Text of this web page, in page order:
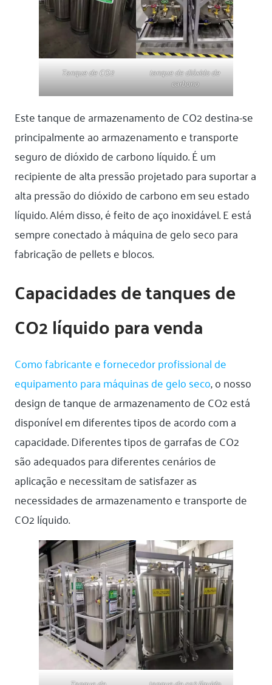
Tanque de CO2 tanque de dióxido de
carbono
Este tanque de armazenamento de CO2 destina-se
principalmente ao armazenamento e transporte
seguro de dióxido de carbono líquido. É um
recipiente de alta pressão projetado para suportar a
alta pressão do dióxido de carbono em seu estado
líquido. Além disso, é feito de aço inoxidável. E está
sempre conectado à máquina de gelo seco para
fabricação de pellets e blocos.
Capacidades de tanques de
CO2 líquido para venda
Como fabricante e fornecedor profissional de
equipamento para máquinas de gelo seco, o nosso
design de tanque de armazenamento de CO2 está
disponível em diferentes tipos de acordo com a
capacidade. Diferentes tipos de garrafas de CO2
são adequados para diferentes cenários de
aplicação e necessitam de satisfazer as
necessidades de armazenamento e transporte de
CO2 líquido.